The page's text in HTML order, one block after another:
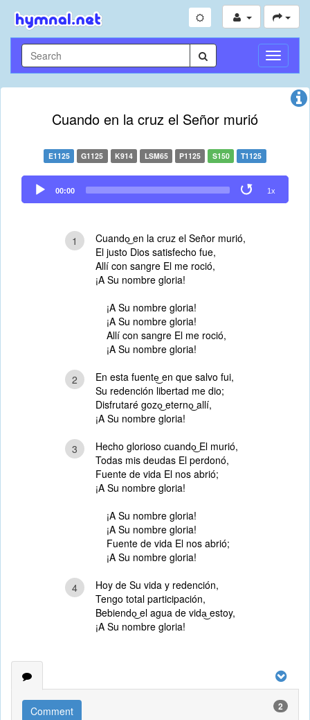
Toggle
Cuando en la cruz el Señor murió
E1125 G1125 K914 LSM65 P1125 S150 T1125
Audio
Player
00:00 1x
1
Cuando͜ en la cruz el Señor murió,
El justo Dios satisfecho fue,
Allí con sangre El me roció,
¡A Su nombre gloria!
¡A Su nombre gloria!
¡A Su nombre gloria!
Allí con sangre El me roció,
¡A Su nombre gloria!
2
En esta fuente͜ en que salvo fui,
Su redención libertad me dio;
Disfrutaré gozo͜ eterno͜ allí,
¡A Su nombre gloria!
3
Hecho glorioso cuando͜ El murió,
Todas mis deudas El perdonó,
Fuente de vida El nos abrió;
¡A Su nombre gloria!
¡A Su nombre gloria!
¡A Su nombre gloria!
Fuente de vida El nos abrió;
¡A Su nombre gloria!
4
Hoy de Su vida y redención,
Tengo total participación,
Bebiendo͜ el agua de vida͜ estoy,
¡A Su nombre gloria!
Comment 2